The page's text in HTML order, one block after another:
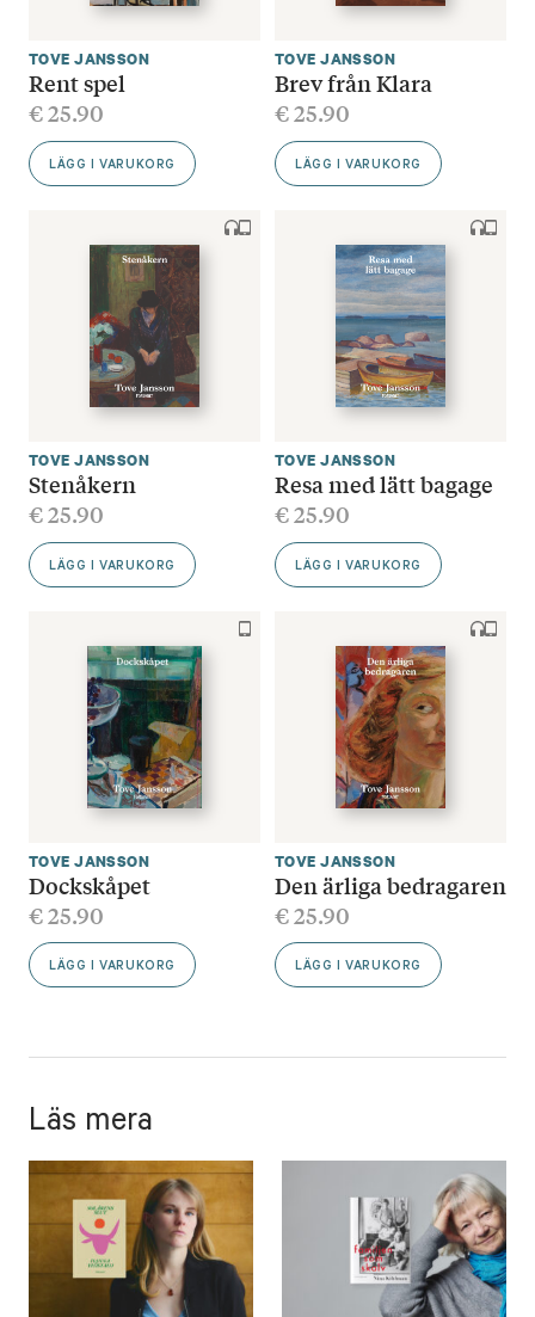
TOVE JANSSON
Rent spel
€25.90
LÄGG I VARUKORG
TOVE JANSSON
Brev från Klara
€25.90
LÄGG I VARUKORG
TOVE JANSSON
Stenåkern
€25.90
LÄGG I VARUKORG
TOVE JANSSON
Resa med lätt bagage
€25.90
LÄGG I VARUKORG
TOVE JANSSON
Dockskåpet
€25.90
LÄGG I VARUKORG
TOVE JANSSON
Den ärliga bedragaren
€25.90
LÄGG I VARUKORG
Läs mera